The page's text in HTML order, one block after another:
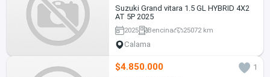
Suzuki Grand vitara 1.5 GL HYBRID 4X2
AT 5P 2025
2025 Bencina 25072 km
Calama
$4.850.000
1